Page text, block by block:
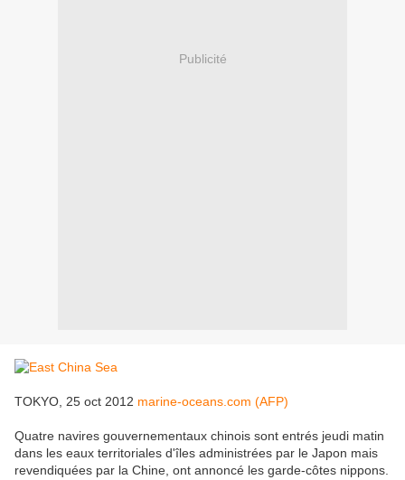
Publicité
TOKYO, 25 oct 2012 marine-oceans.com (AFP)
Quatre navires gouvernementaux chinois sont entrés jeudi matin
dans les eaux territoriales d'îles administrées par le Japon mais
revendiquées par la Chine, ont annoncé les garde-côtes nippons.